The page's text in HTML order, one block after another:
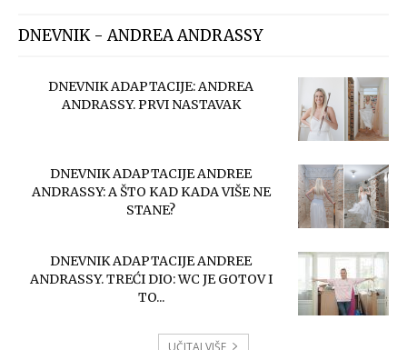
DNEVNIK - ANDREA ANDRASSY
DNEVNIK ADAPTACIJE: ANDREA
ANDRASSY. PRVI NASTAVAK
DNEVNIK ADAPTACIJE ANDREE
ANDRASSY: A ŠTO KAD KADA VIŠE NE
STANE?
DNEVNIK ADAPTACIJE ANDREE
ANDRASSY. TREĆI DIO: WC JE GOTOV I
TO...
UČITAJ VIŠE